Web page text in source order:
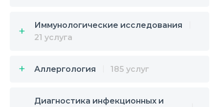
Иммунологические исследования
21 услуга
Аллергология 185 услуг
Диагностика инфекционных и